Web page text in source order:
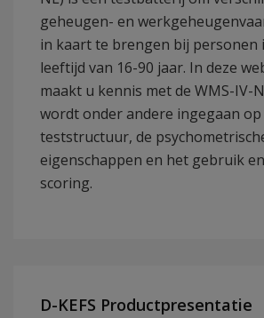
geheugen- en
in kaart te brengen bij personen
leeftijd van 16-90 jaar. In deze
maakt u kennis met de WMS-IV-
wordt onder andere ingegaan op
teststructuur, de
eigenschappen en het gebruik
scoring.
D-KEFS Productpresentatie